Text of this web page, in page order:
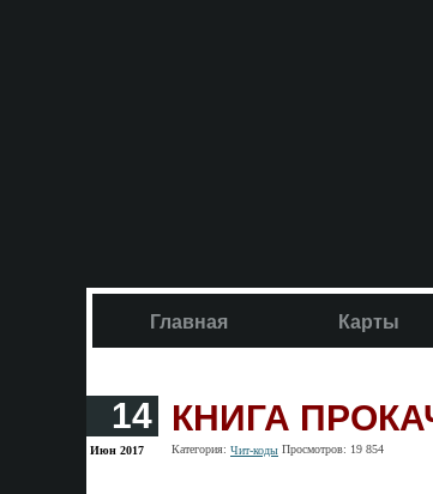
Главная Карты
14
Июн 2017
КНИГА
Категория: Чит-коды Просмотров: 19 854